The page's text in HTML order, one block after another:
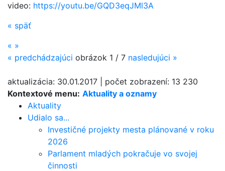
Kontextové menu: Aktuality a oznamy
Aktuality
Udialo sa...
Investičné projekty mesta plánované v roku
2026
Parlament mladých pokračuje vo svojej
činnosti
video: https://youtu.be/GQD3eqJMl3A
« späť
« »
« predchádzajúci obrázok 1 / 7 nasledujúci »
aktualizácia: 30.01.2017 počet zobrazení: 13 230